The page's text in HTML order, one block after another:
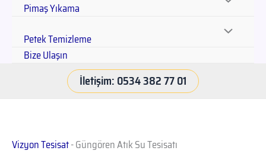
Pimaş Yıkama
Petek Temizleme
Bize Ulaşın
İletişim: 0534 382 77 01
Vizyon Tesisat-Güngören Atık Su Tesisatı